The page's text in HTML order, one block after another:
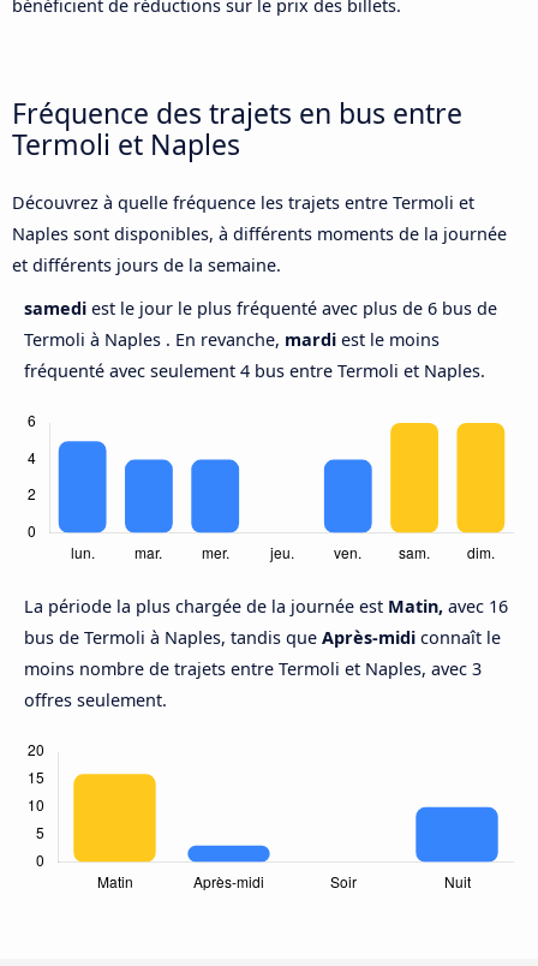
bénéficient de réductions sur le prix des billets.
Fréquence des trajets en bus entre
Termoli et Naples
Découvrez à quelle fréquence les trajets entre Termoli et
Naples sont disponibles, à différents moments de la journée
et différents jours de la semaine.
samedi est le jour le plus fréquenté avec plus de 6 bus de
Termoli à Naples . En revanche, mardi est le moins
fréquenté avec seulement 4 bus entre Termoli et Naples.
La période la plus chargée de la journée est Matin, avec 16
bus de Termoli à Naples, tandis que Après-midi connaît le
moins nombre de trajets entre Termoli et Naples, avec 3
offres seulement.